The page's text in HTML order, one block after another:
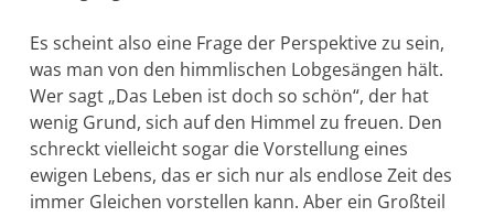
Es scheint also eine Frage der Perspektive zu sein,
was man von den himmli­schen Lobgesängen hält.
Wer sagt „Das Leben ist doch so schön“, der hat
wenig Grund, sich auf den Himmel zu freuen. Den
schreckt vielleicht sogar die Vorstellung eines
ewigen Lebens, das er sich nur als endlose Zeit des
immer Gleichen vorstellen kann. Aber ein Großteil